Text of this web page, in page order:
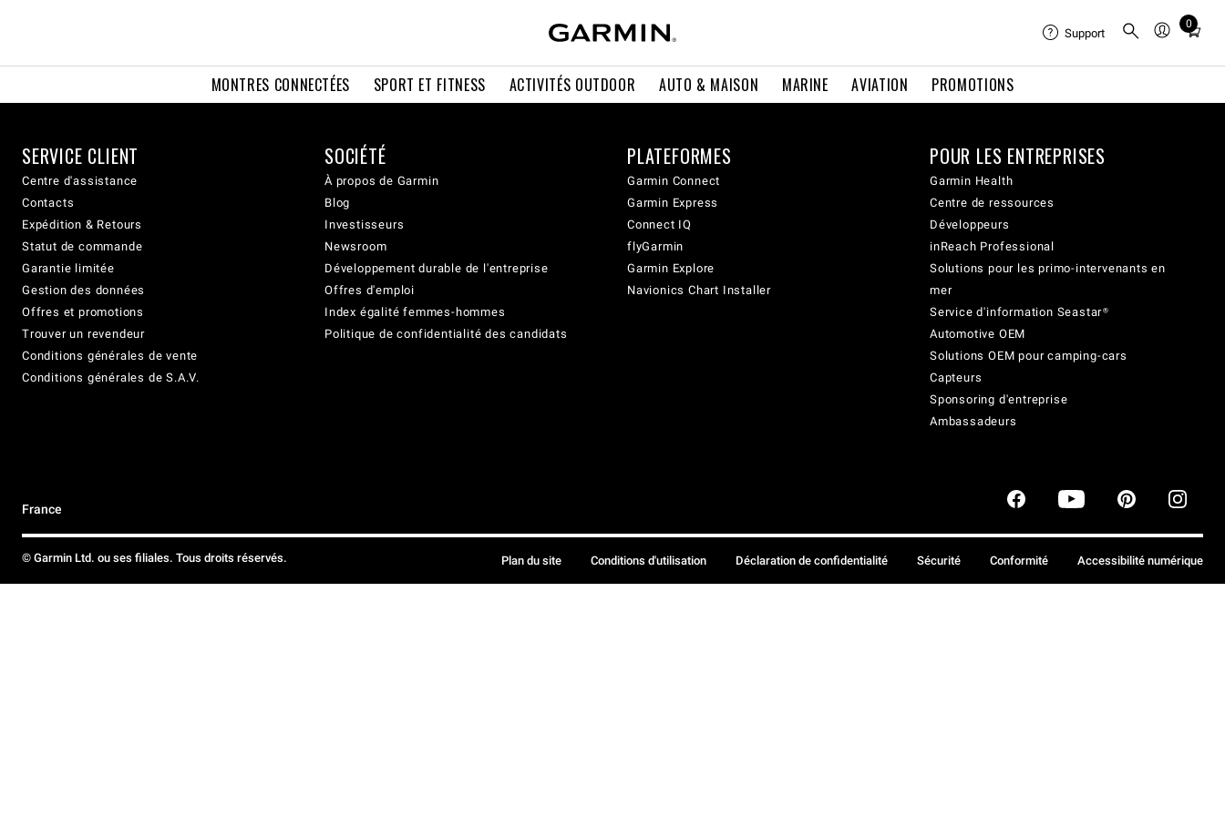
MONTRES CONNECTÉES SPORT ET FITNESS ACTIVITÉS OUTDOOR AUTO & MAISON MARINE AVIATION PROMOTIONS
Support
0
Total
cart:
SERVICE CLIENT
Centre d'assistance
Contacts
Expédition & Retours
Statut de commande
Garantie limitée
Gestion des données
Offres et promotions
Trouver un revendeur
Conditions générales de vente
Conditions générales de S.A.V.
SOCIÉTÉ
À propos de Garmin
Blog
Investisseurs
Newsroom
Développement durable de l'entreprise
Offres d'emploi
Index égalité femmes-hommes
Politique de confidentialité des candidats
PLATEFORMES
Garmin Connect
Garmin Express
Connect IQ
flyGarmin
Garmin Explore
Navionics Chart Installer
POUR LES ENTREPRISES
Garmin Health
Centre de ressources
Développeurs
inReach Professional
Solutions pour les primo-intervenants en
mer
Service d'information Seastar®
Automotive OEM
Solutions OEM pour camping-cars
Capteurs
Sponsoring d'entreprise
Ambassadeurs
France
© Garmin Ltd. ou ses filiales. Tous droits réservés. Plan du site Conditions d'utilisation Déclaration de confidentialité Sécurité Conformité Accessibilité numérique